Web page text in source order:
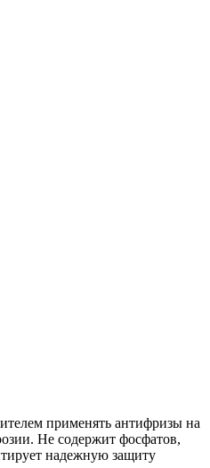
применять антифризы на
Не содержит фосфатов,
надежную защиту